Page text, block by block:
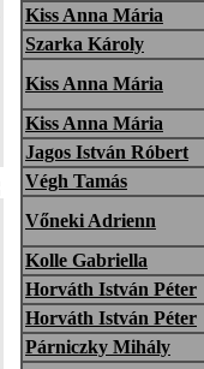
Kiss Anna Mária
Szarka Károly
Kiss Anna Mária
Kiss Anna Mária
Jagos István Róbert
Végh Tamás
Vőneki Adrienn
Kolle Gabriella
Horváth István Péter
Horváth István Péter
Párniczky Mihály